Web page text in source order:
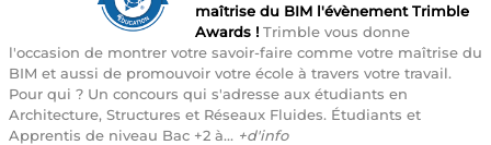
maîtrise du BIM l'évènement Trimble
Awards ! Trimble vous donne
l'occasion de montrer votre savoir-faire comme votre maîtrise du
BIM et aussi de promouvoir votre école à travers votre travail.
Pour qui ? Un concours qui s'adresse aux étudiants en
Architecture, Structures et Réseaux Fluides. Étudiants et
Apprentis de niveau Bac +2 à... +d'info